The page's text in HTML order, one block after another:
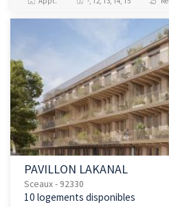
PAVILLON LAKANAL
Sceaux - 92330
10 logements disponibles